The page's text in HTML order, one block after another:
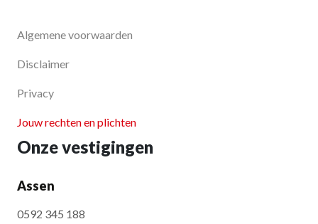
Algemene voorwaarden
Disclaimer
Privacy
Jouw rechten en plichten
Onze vestigingen
Assen
0592 345 188